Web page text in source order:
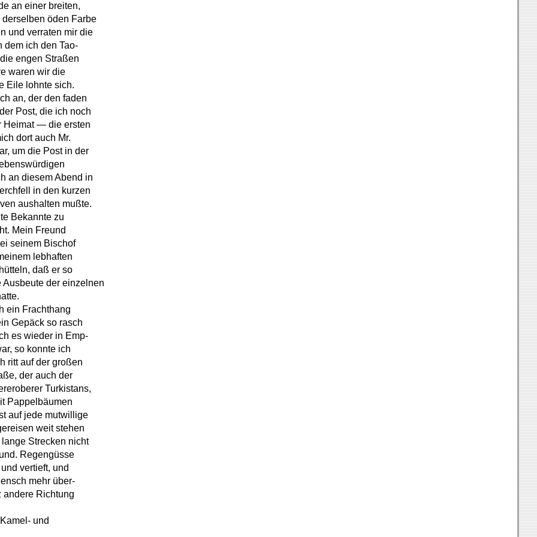
an einer breiten,
öden Farbe
und verraten mir die
dem ich den Tao-
engen Straßen
waren wir die
Eile lohnte sich.
an, der den faden
Post, die ich noch
Heimat — die ersten
dort auch Mr.
um die Post in der
an diesem Abend in
in den kurzen
aushalten mußte.
Bekannte zu
Mein Freund
seinem Bischof
lebhaften
daß er so
der einzelnen
ein Frachthang
Gepäck so rasch
es wieder in Emp-
so konnte ich
ritt auf der großen
der auch der
Turkistans,
Pappelbäumen
auf jede mutwillige
weit stehen
Strecken nicht
Regengüsse
vertieft, und
mehr über-
andere Richtung
und